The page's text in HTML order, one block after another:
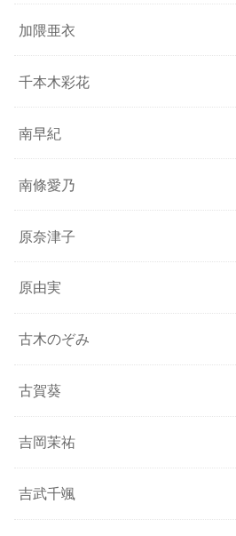
加隈亜衣
千本木彩花
南早紀
南條愛乃
原奈津子
原由実
古木のぞみ
古賀葵
吉岡茉祐
吉武千颯